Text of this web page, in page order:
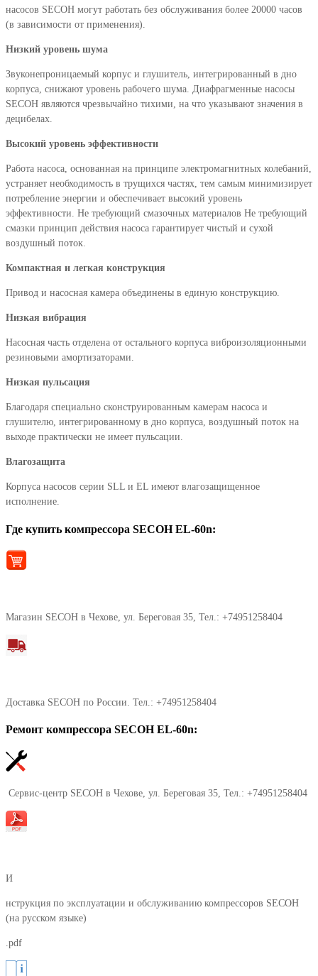
насосов SECOH могут работать без обслуживания более 20000 часов
(в зависимости от применения).
Низкий уровень шума
Звуконепроницаемый корпус и глушитель, интегрированный в дно
корпуса, снижают уровень рабочего шума. Диафрагменные насосы
SECOH являются чрезвычайно тихими, на что указывают значения в
децибелах.
Высокий уровень эффективности
Работа насоса, основанная на принципе электромагнитных колебаний,
устраняет необходимость в трущихся частях, тем самым минимизирует
потребление энергии и обеспечивает высокий уровень
эффективности. Не требующий смазочных материалов Не требующий
смазки принцип действия насоса гарантирует чистый и сухой
воздушный поток.
Компактная и легкая конструкция
Привод и насосная камера объединены в единую конструкцию.
Низкая вибрация
Насосная часть отделена от остального корпуса виброизоляционными
резиновыми амортизаторами.
Низкая пульсация
Благодаря специально сконструированным камерам насоса и
глушителю, интегрированному в дно корпуса, воздушный поток на
выходе практически не имеет пульсации.
Влагозащита
Корпуса насосов серии SLL и EL имеют влагозащищенное
исполнение.
Где купить компрессора SECOH EL-60n:
Магазин SECOH в Чехове, ул. Береговая 35, Тел.: +74951258404
Доставка SECOH по России. Тел.: +74951258404
Ремонт компрессора SECOH EL-60n:
Сервис-центр SECOH в Чехове, ул. Береговая 35, Тел.: +74951258404
И
нструкция по эксплуатации и обслуживанию компрессоров SECOH
(на русском языке)
.pdf